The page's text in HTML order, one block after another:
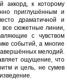
аккорд, к которому
приглушённым и
драматичной и
все сюжетные линии,
с чувством
событий, а многие
мелодий.
ощущение, что
и цель, не сумев